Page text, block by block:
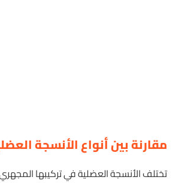
مقارنة بين أنواع الأنسجة
تختلف الأنسجة العضلية في تركيبها